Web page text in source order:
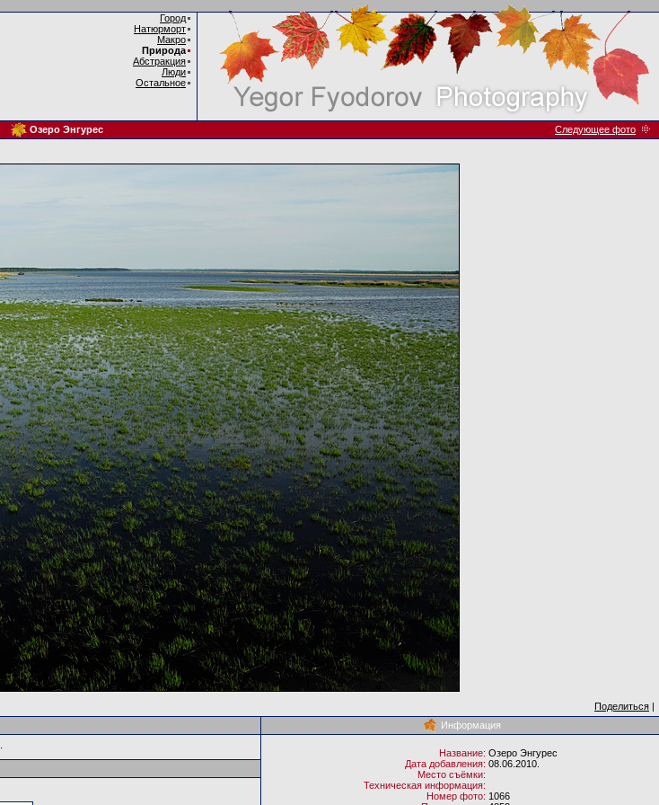
Город
Натюрморт
Макро
Природа
Абстракция
Люди
Остальное
Озеро Энгурес Следующее фото
Поделиться |
Информация
Название: Озеро Энгурес
Дата добавления: 08.06.2010.
Место съёмки:
Техническая информация:
Номер фото: 1066